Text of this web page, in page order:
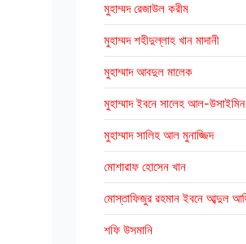
মুহাম্মদ রেজাউল করীম
মুহাম্মদ শহীদুল্লাহ খান মাদানী
মুহাম্মাদ আবদুল মালেক
মুহাম্মাদ ইবনে সালেহ আল-উসাইমিন
মুহাম্মাদ সালিহ আল মুনাজ্জিদ
মোশারাফ হোসেন খান
মোস্তাফিজুর রহমান ইবনে আব্দুল
শফি উসমানি